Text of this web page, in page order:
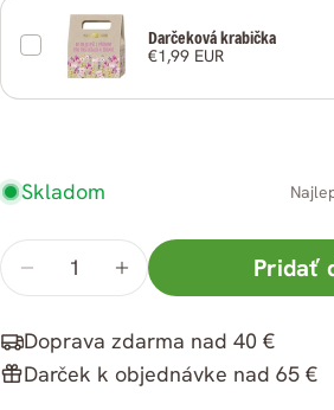
Darčeková krabička
€1,99 EUR
Skladom
Množstvo
Znížiť
ksBio
Levanduľový
Zvýšiť
ksBio
Levanduľový
Pridať
Doprava zdarma nad 40 €
Darček k objednávke nad 65 €
Zdieľať
ZdieľaťZdieľaťPripnúť